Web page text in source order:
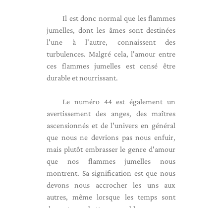
Il est donc normal que les flammes
jumelles, dont les âmes sont destinées
l'une à l'autre, connaissent des
turbulences. Malgré cela, l'amour entre
ces flammes jumelles est censé être
durable et nourrissant.
Le numéro 44 est également un
avertissement des anges, des maîtres
ascensionnés et de l'univers en général
que nous ne devrions pas nous enfuir,
mais plutôt embrasser le genre d'amour
que nos flammes jumelles nous
montrent. Sa signification est que nous
devons nous accrocher les uns aux
autres, même lorsque les temps sont